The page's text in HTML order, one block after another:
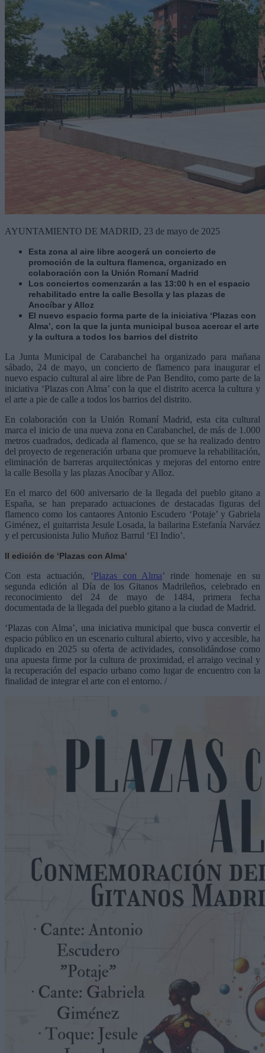
AYUNTAMIENTO DE MADRID, 23 de mayo de 2025
Esta zona al aire libre acogerá un concierto de
promoción de la cultura flamenca, organizado en
colaboración con la Unión Romaní Madrid
Los conciertos comenzarán a las 13:00 h en el espacio
rehabilitado entre la calle Besolla y las plazas de
Anocíbar y Alloz
El nuevo espacio forma parte de la iniciativa ‘Plazas con
Alma’, con la que la junta municipal busca acercar el arte
y la cultura a todos los barrios del distrito
La Junta Municipal de Carabanchel ha organizado para mañana
sábado, 24 de mayo, un concierto de flamenco para inaugurar el
nuevo espacio cultural al aire libre de Pan Bendito, como parte de la
iniciativa ‘Plazas con Alma’ con la que el distrito acerca la cultura y
el arte a pie de calle a todos los barrios del distrito.
En colaboración con la Unión Romaní Madrid, esta cita cultural
marca el inicio de una nueva zona en Carabanchel, de más de 1.000
metros cuadrados, dedicada al flamenco, que se ha realizado dentro
del proyecto de regeneración urbana que promueve la rehabilitación,
eliminación de barreras arquitectónicas y mejoras del entorno entre
la calle Besolla y las plazas Anocíbar y Alloz.
En el marco del 600 aniversario de la llegada del pueblo gitano a
España, se han preparado actuaciones de destacadas figuras del
flamenco como los cantaores Antonio Escudero ‘Potaje’ y Gabriela
Giménez, el guitarrista Jesule Losada, la bailarina Estefanía Narváez
y el percusionista Julio Muñoz Barrul ‘El Indio’.
II edición de ‘Plazas con Alma’
Con esta actuación, ‘Plazas con Alma’ rinde homenaje en su
segunda edición al Día de los Gitanos Madrileños, celebrado en
reconocimiento del 24 de mayo de 1484, primera fecha
documentada de la llegada del pueblo gitano a la ciudad de Madrid.
‘Plazas con Alma’, una iniciativa municipal que busca convertir el
espacio público en un escenario cultural abierto, vivo y accesible, ha
duplicado en 2025 su oferta de actividades, consolidándose como
una apuesta firme por la cultura de proximidad, el arraigo vecinal y
la recuperación del espacio urbano como lugar de encuentro con la
finalidad de integrar el arte con el entorno. /